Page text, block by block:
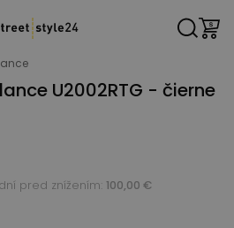
U2002RTG - čierne
pred znížením: 100,00 €